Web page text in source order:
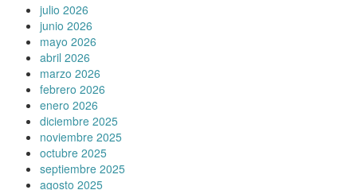
julio 2026
junio 2026
mayo 2026
abril 2026
marzo 2026
febrero 2026
enero 2026
diciembre 2025
noviembre 2025
octubre 2025
septiembre 2025
agosto 2025